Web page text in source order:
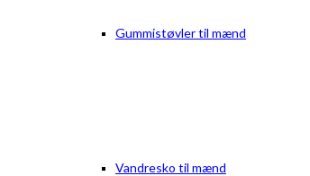
Gummistøvler til mænd
Vandresko til mænd